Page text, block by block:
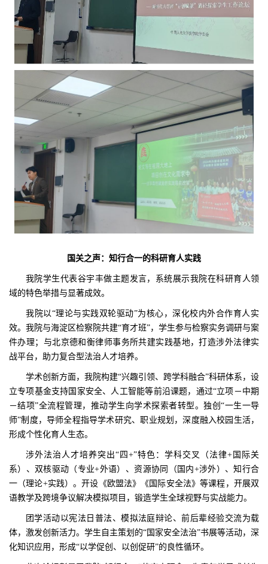
国关之声：知行合一的科研育人实践
我院学生代表谷宇丰做主题发言，系统展示我院在科研育人领
域的特色举措与显著成效。
我院以“理论与实践双轮驱动”为核心，深化校内外合作育人实
效。我院与海淀区检察院共建“育才班”，学生参与检察实务调研与案
件办理；与北京德和衡律师事务所共建实践基地，打造涉外法律实
战平台，助力复合型法治人才培养。
学术创新方面，我院构建“兴趣引领、跨学科融合”科研体系，设
立专项基金支持国家安全、人工智能等前沿课题，通过“立项－中期
－结项”全流程管理，推动学生向学术探索者转型。独创“一生一导
师”制度，导师全程指导学术研究、职业规划，深度融入校园生活，
形成个性化育人生态。
涉外法治人才培养突出“四+”特色：学科交叉（法律+国际关
系）、双核驱动（专业+外语）、资源协同（国内+涉外）、知行合
一（理论+实践）。开设《欧盟法》《国际安全法》等课程，开展双
语教学及跨境争议解决模拟项目，锻造学生全球视野与实战能力。
团学活动以宪法日普法、模拟法庭辩论、前后辈经验交流为载
体，激发创新活力。学生自主策划的“国家安全法治”书展等活动，深
化知识应用，形成“以学促创、以创促研”的良性循环。